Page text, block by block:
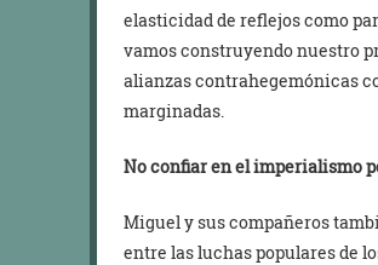
elasticidad de reflejos como
vamos construyendo nuestro
alianzas contrahegemónicas
marginadas.
No confiar en el imperialismo
Miguel y sus compañeros
entre las luchas populares de